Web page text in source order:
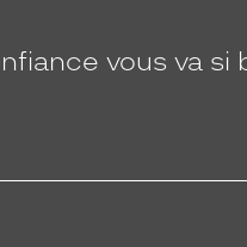
vous va si